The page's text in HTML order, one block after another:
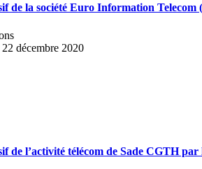
de la société Euro Information Telecom
décembre 2020
de l’activité télécom de Sade CGTH